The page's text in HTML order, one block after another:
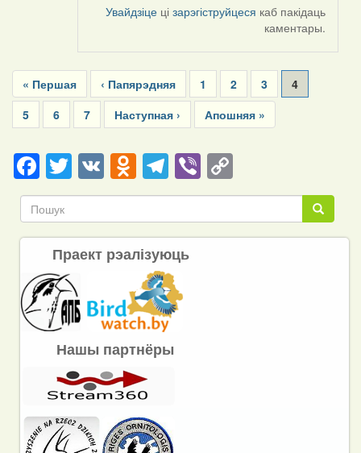
Увайдзіце цізарэгіструйцеся каб пакідаць
каментары.
Pagination
First
page
« Першая
Previous
page
‹ Папярэдняя Page
1 Page
2 Page
3
Current
page
4
Page
5 Page
6 Page
7
Next
page
Наступная ›
Last
page
Апошняя »
Facebook
Twitter
VKOdnoklassniki
Telegram
ViberCopy
Link Пошук
Пошук
Праект рэалізуюць
Нашы партнёры